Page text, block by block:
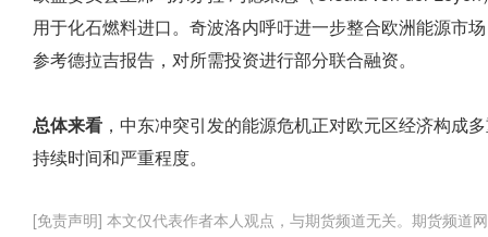
用于化石燃料进口。奇波洛内呼吁进一步整合欧洲能源市
参考德拉吉报告，对所需投资进行部分联合融资。
总体来看 ，中东冲突引发的能源危机正对欧元区经济构成
持续时间和严重程度。
[免责声明] 本文仅代表作者本人观点，与期货频道无关。期货频道